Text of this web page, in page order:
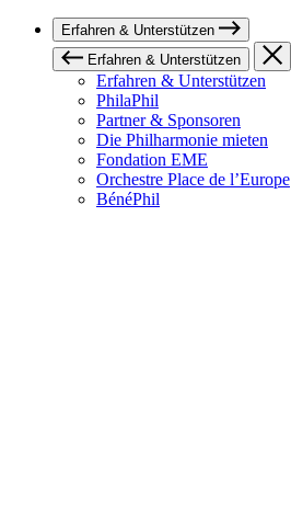
Erfahren & Unterstützen
Erfahren & Unterstützen
Erfahren & Unterstützen
PhilaPhil
Partner & Sponsoren
Die Philharmonie mieten
Fondation EME
Orchestre Place de l’Europe
BénéPhil